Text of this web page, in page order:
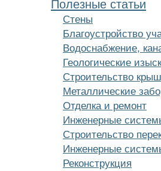
Полезные статьи
Cтены
Благоустройство
Водоснабжение,
Геологические
Строительство крыш
Металлические
Отделка и ремонт
Инженерные
Строительство
Инженерные
Реконструкция